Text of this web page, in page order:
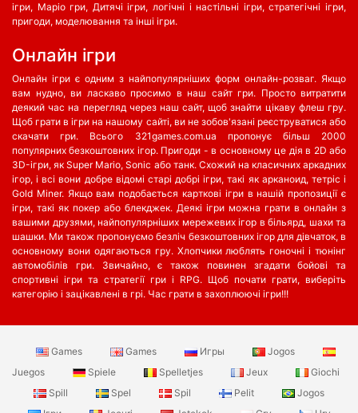
ігри, Маріо гри, Дитячі ігри, логічні і настільні ігри, стратегічні ігри,
пригоди, моделювання та інші ігри.
Oнлайн ігри
Онлайн ігри є одним з найпопулярніших форм онлайн-розваг. Якщо
вам нудно, ви ласкаво просимо в наш сайт гри. Просто витратити
деякий час на перегляд через наш сайт, щоб знайти цікаву флеш гру.
Щоб грати в ігри на нашому сайті, ви не зобов'язані реєструватися або
скачати гри. Всього 321games.com.ua пропонує більш 2000
популярних безкоштовних ігор. Пригоди - в основному це дія в 2D або
3D-ігри, як Super Mario, Sonic або танк. Схожий на класичних аркадних
ігор, і всі вони добре відомі старі добрі ігри, такі як арканоид, тетріс і
Gold Miner. Якщо вам подобається карткові ігри в нашій пропозиції є
ігри, такі як покер або блекджек. Деякі ігри можна грати в онлайн з
вашими друзями, найпопулярніших мережевих ігор в більярд, шахи та
шашки. Ми також пропонуємо безліч безкоштовних ігор для дівчаток, в
основному вони одягаються гру. Хлопчики люблять гоночні і тюнінг
автомобілів гри. Звичайно, є також повинен згадати бойові та
спортивні ігри та стратегії гри і RPG. Щоб почати грати, виберіть
категорію і зацікавлені в грі. Час грати в захоплюючі ігри!!!
Games Games Игры
Jogos
Juegos
Spiele Spelletjes Jeux
Giochi
Spill
Spel Spil Pelit
Jogos